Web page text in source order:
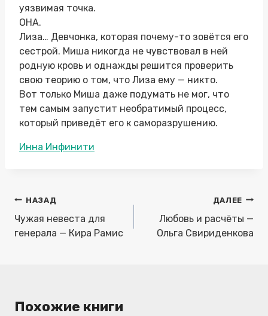
уязвимая точка.
ОНА.
Лиза… Девчонка, которая почему-то зовётся его
сестрой. Миша никогда не чувствовал в ней
родную кровь и однажды решится проверить
свою теорию о том, что Лиза ему — никто.
Вот только Миша даже подумать не мог, что
тем самым запустит необратимый процесс,
который приведёт его к саморазрушению.
Метки
Инна Инфинити
Навигация
по
записям
НАЗАД
Чужая невеста для
генерала — Кира Рамис
ДАЛЕЕ
Любовь и расчёты —
Ольга Свириденкова
Похожие книги